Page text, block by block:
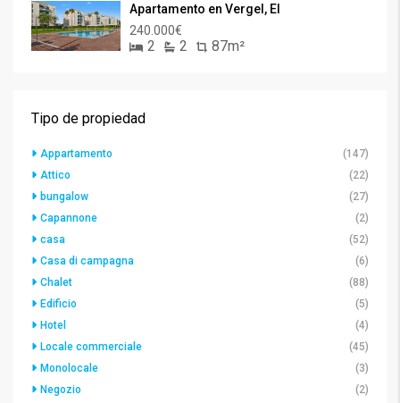
Apartamento en Vergel, El
240.000€
2 2 87m²
Tipo de propiedad
Appartamento
(147)
Attico
(22)
bungalow
(27)
Capannone
(2)
casa
(52)
Casa di campagna
(6)
Chalet
(88)
Edificio
(5)
Hotel
(4)
Locale commerciale
(45)
Monolocale
(3)
Negozio
(2)